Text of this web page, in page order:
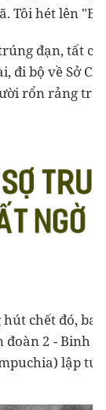
Tôi hét lên
đạn, tất
đi bộ về Sở
rổn rảng
chết đó, ba
đoàn 2 - Binh
lập